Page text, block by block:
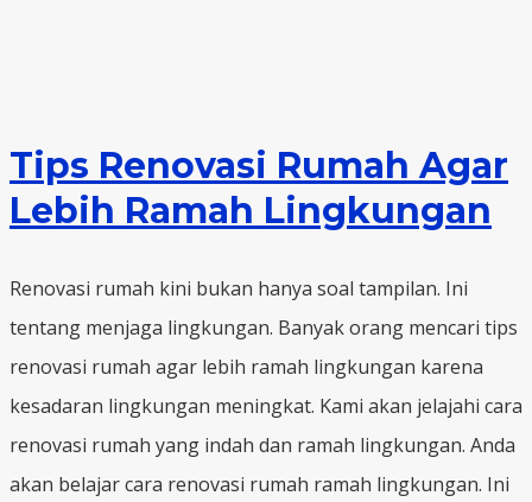
Tips Renovasi Rumah Agar
Lebih Ramah Lingkungan
Renovasi rumah kini bukan hanya soal tampilan. Ini
tentang menjaga lingkungan. Banyak orang mencari tips
renovasi rumah agar lebih ramah lingkungan karena
kesadaran lingkungan meningkat. Kami akan jelajahi cara
renovasi rumah yang indah dan ramah lingkungan. Anda
akan belajar cara renovasi rumah ramah lingkungan. Ini